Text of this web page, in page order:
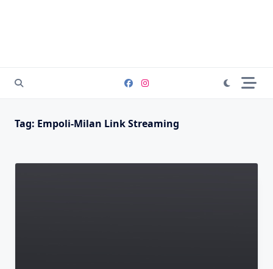
Tag: Empoli-Milan Link Streaming